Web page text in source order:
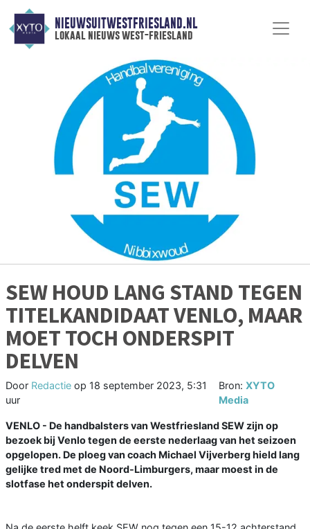
NIEUWSUITWESTFRIESLAND.NL
lokaal nieuws west-friesland
SEW HOUD LANG STAND TEGEN
TITELKANDIDAAT VENLO, MAAR
MOET TOCH ONDERSPIT
DELVEN
Door Redactie op 18 september 2023, 5:31
uur
Bron:XYTO
Media
VENLO - De handbalsters van Westfriesland SEW zijn op
bezoek bij Venlo tegen de eerste nederlaag van het seizoen
opgelopen. De ploeg van coach Michael Vijverberg hield lang
gelijke tred met de Noord-Limburgers, maar moest in de
slotfase het onderspit delven.